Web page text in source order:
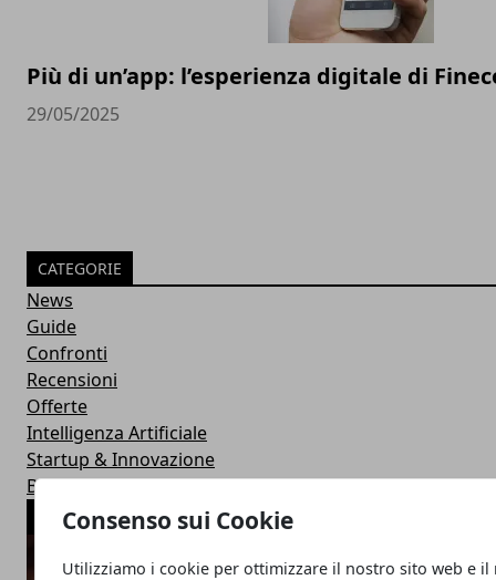
Consenso sui Cookie
Utilizziamo i cookie per ottimizzare il nostro sito web e il
Più di un’app: l’esperienza digitale di
29/05/2025
CATEGORIE
News
Guide
Confronti
Recensioni
Offerte
Intelligenza Artificiale
Startup & Innovazione
Business
ARTICOLI POPOLARI